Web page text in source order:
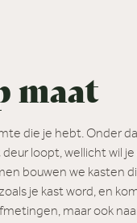
maat
die je hebt. Onder
loopt, wellicht wil je
bouwen we kasten
je kast word, en
maar ook